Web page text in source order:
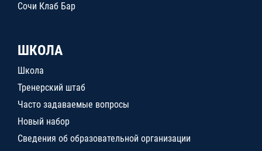
Сочи Клаб Бар
ШКОЛА
Школа
Тренерский штаб
Часто задаваемые вопросы
Новый набор
Сведения об образовательной организации